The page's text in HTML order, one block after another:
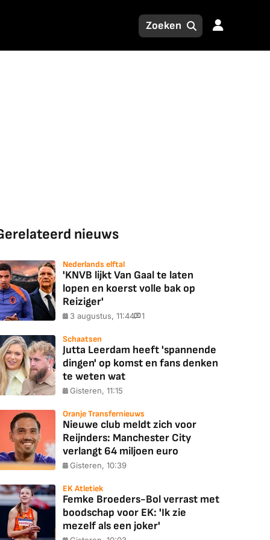
nieuws
Nederlands elftal
'KNVB lijkt Van Gaal te laten
lopen en koerst volle bak op
Reiziger'
3 augustus, 11:44 1
Schaatsen
Jutta Leerdam heeft 'spannende
dingen' op komst en fans denken
te weten wat
Gisteren, 11:15
Oranje Transfernieuws
Nieuwe club meldt zich voor
Reijnders: Manchester City
verlangt 64 miljoen euro
Gisteren, 10:39
EK Atletiek
Femke Broeders-Bol verrast met
boodschap voor EK: 'Ik zie
mezelf als een joker'